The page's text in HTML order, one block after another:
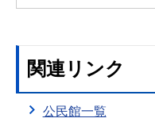
関連リンク
公民館一覧